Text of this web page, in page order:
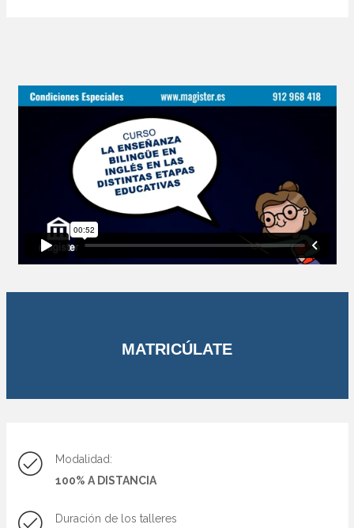
MATRICÚLATE
Modalidad:
100% A DISTANCIA
Duración de los talleres